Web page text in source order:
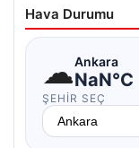
Hava Durumu
☁Ankara
NaN°C
ŞEHIR SEÇ